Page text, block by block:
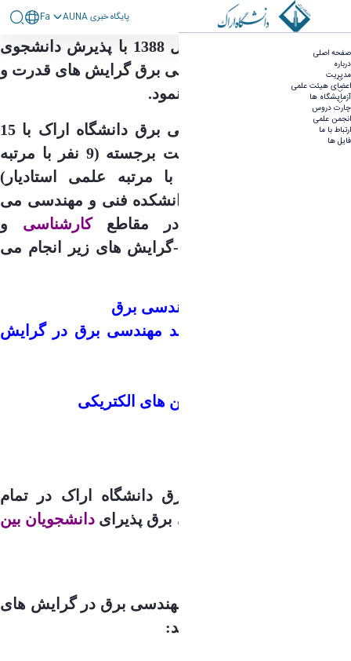
صفحه اصلی
درباره
مدیریت
اعضای هیئت علمی
آزمایشگاه ها
چارت دروس
انجمن علمی
ارتباط با ما
فایل ها
پايگاه خبری AUNA Fa
درباره - مهندسی برق
گروه مهندسی برق در سال 1388 با پذیرش دانشجوی
کارشناسی در رشته مهندسی برق گرایش های قدرت و
مخابرات شروع به فعالیت نمود.
در حال حاضرگروه مهندسی برق دانشگاه اراک با 15
عضو هیئت علمی تمام وقت برجسته (9 نفر با مرتبه
دانشکده فنی و مهندسی می
باشد. پذیرش دانشجو در مقاطعکارشناسی و
در رشته-گرایش های زیر انجام می
الف- مقطع کارشناسی مهندسی برق
ب- مقطع کارشناسی ارشد مهندسی برق در گرایش
همچنین گروه مهندسی برق دانشگاه اراک در تمام
گرایش های ارشد مهندسی برق پذیرای دانشجویان بین
اعضای هیئت علمی گروه مهندسی برق در گرایش های
مختلف به صورت زیر هستند: